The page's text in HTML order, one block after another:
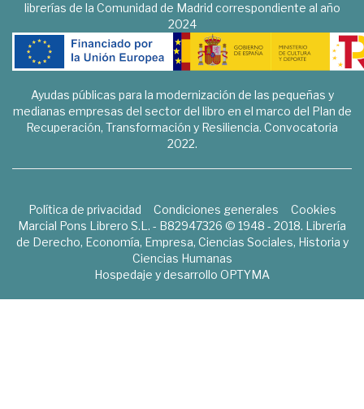
librerías de la Comunidad de Madrid correspondiente al año
2024
Ayudas públicas para la modernización de las pequeñas y
medianas empresas del sector del libro en el marco del Plan de
Recuperación, Transformación y Resiliencia. Convocatoria
2022.
Política de privacidad Condiciones generales
Cookies
Marcial Pons Librero S.L. - B82947326 © 1948 - 2018. Librería
de Derecho, Economía, Empresa, Ciencias Sociales, Historia y
Ciencias Humanas
Hospedaje y desarrollo OPTYMA